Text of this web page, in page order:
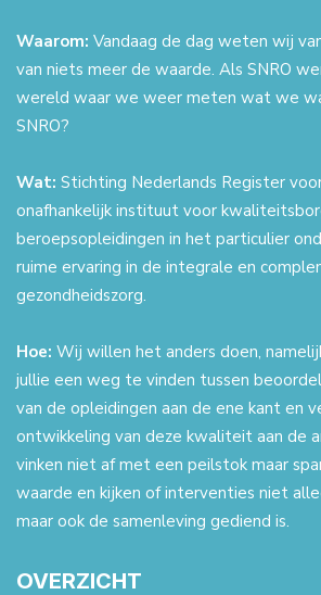
Waarom: Vandaag de dag weten wij
van niets meer de waarde. Als SNRO
wereld waar we weer meten wat we
SNRO?
Wat: Stichting Nederlands Register
onafhankelijk instituut voor
beroepsopleidingen in het particulier
ruime ervaring in de integrale en
gezondheidszorg.
Hoe: Wij willen het anders doen,
jullie een weg te vinden tussen
van de opleidingen aan de ene kant en
ontwikkeling van deze kwaliteit aan de
vinken niet af met een peilstok maar
waarde en kijken of interventies niet
maar ook de samenleving gediend is.
OVERZICHT